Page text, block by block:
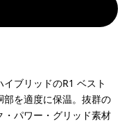
ブリッドのR1 ベスト
を適度に保温。抜群の
パワー・グリッド素材